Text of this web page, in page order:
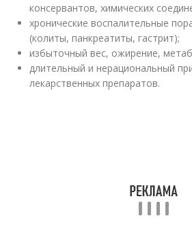
консервантов, химических
хронические воспалительные
(колиты, панкреатиты, гастрит);
избыточный вес, ожирение,
длительный и нерациональный
лекарственных препаратов.